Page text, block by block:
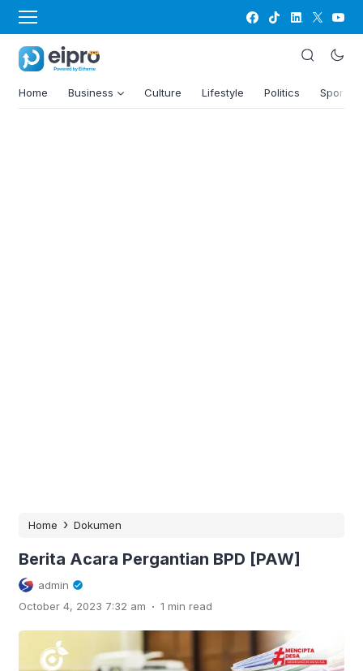
Home Business Culture Lifestyle Politics Sports
Home › Dokumen
Berita Acara Pergantian BPD [PAW]
admin
October 4, 2023 7:32 am . 1 min read